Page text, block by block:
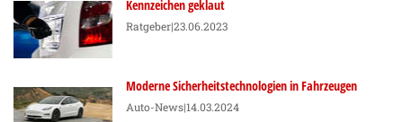
Kennzeichen geklaut
Ratgeber|23.06.2023
Moderne Sicherheitstechnologien in Fahrzeugen
Auto-News|14.03.2024